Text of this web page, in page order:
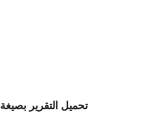
تحميل التقرير بصيغة WORD